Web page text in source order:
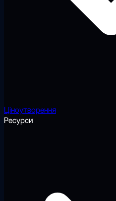
Ціноутворення
Ресурси